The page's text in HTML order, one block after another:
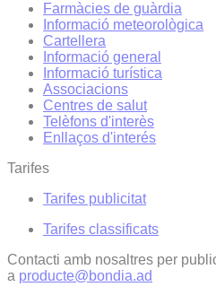
Farmàcies de guàrdia
Informació meteorològica
Cartellera
Informació general
Informació turística
Associacions
Centres de salut
Telèfons d'interès
Enllaços d'interés
Tarifes
Tarifes publicitat
Tarifes classificats
Contacti amb nosaltres per
a producte@bondia.ad